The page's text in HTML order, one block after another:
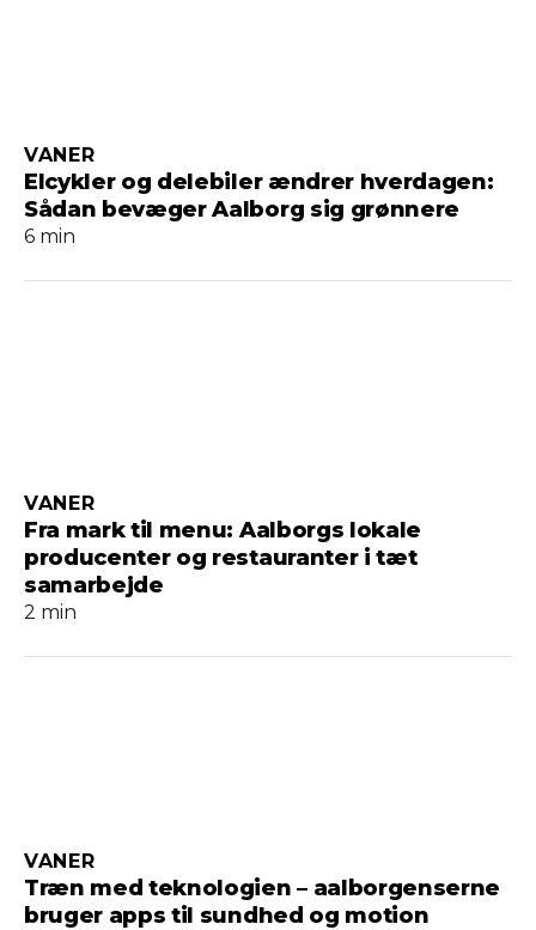
Elcykler og delebiler ændrer hverdagen:
Sådan bevæger Aalborg sig grønnere
VANER
6 min
Fra mark til menu: Aalborgs lokale
producenter og restauranter i tæt
samarbejde
VANER
2 min
Træn med teknologien – aalborgenserne
bruger apps til sundhed og motion
VANER